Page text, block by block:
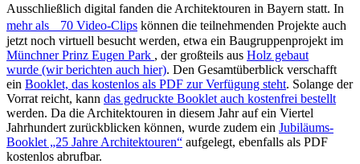
Ausschließlich digital fanden die Architektouren in Bayern statt. In
mehr als 70 Video-Clips können die teilnehmenden Projekte auch
jetzt noch virtuell besucht werden, etwa ein Baugruppenprojekt im
Münchner Prinz Eugen Park , der großteils aus Holz gebaut
wurde (wir berichten auch hier). Den Gesamtüberblick verschafft
ein Booklet, das kostenlos als PDF zur Verfügung steht. Solange der
Vorrat reicht, kann das gedruckte Booklet auch kostenfrei bestellt
werden. Da die Architektouren in diesem Jahr auf ein Viertel
Jahrhundert zurückblicken können, wurde zudem ein Jubiläums-
Booklet „25 Jahre Architektouren“ aufgelegt, ebenfalls als PDF
kostenlos abrufbar.